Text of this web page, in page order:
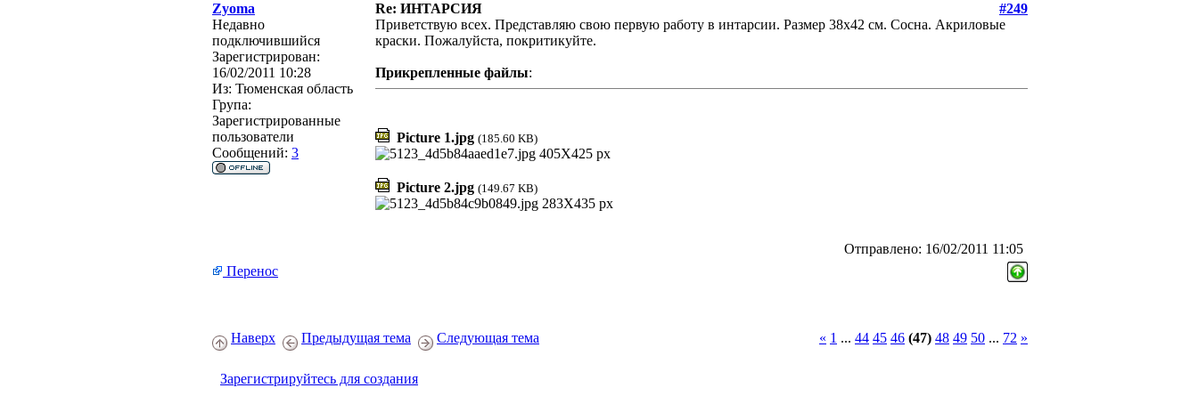
Zyoma Re: ИНТАРСИЯ
#249
Недавно
подключившийся
Зарегистрирован:
16/02/2011 10:28
Из: Тюменская область
Група:
Зарегистрированные
пользователи
Сообщений: 3
Приветствую всех. Представляю свою первую работу в интарсии. Размер 38х42 см. Сосна. Акриловые
краски. Пожалуйста, покритикуйте.
Прикрепленные файлы:
Picture 1.jpg (185.60 KB)
Picture 2.jpg (149.67 KB)
Отправлено: 16/02/2011 11:05
Перенос
Наверх Предыдущая тема Следующая тема « 1 ... 44 45 46 (47) 48 49 50 ... 72 »
Зарегистрируйтесь для создания